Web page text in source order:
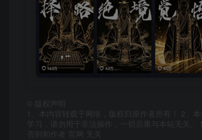
版权声明
1、本内容转载于网络，版权归原作者所有！ 2、
学习，请勿用于非法操作，一切后果与本站无关
否则和作者 官网 无关